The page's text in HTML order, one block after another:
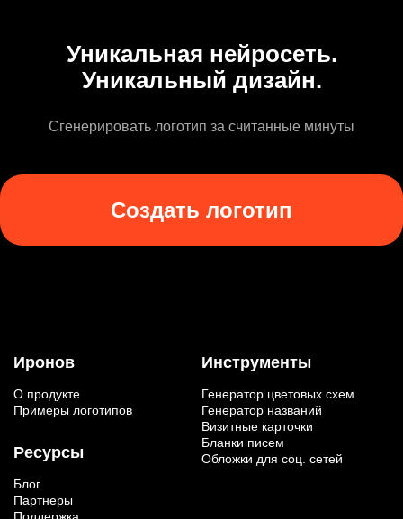
Уникальная нейросеть.
Уникальный дизайн.
Сгенерировать логотип за считанные минуты
Создать логотип
Иронов
О продукте
Примеры логотипов
Ресурсы
Блог
Партнеры
Инструменты
Генератор цветовых схем
Генератор названий
Визитные карточки
Бланки писем
Обложки для соц. сетей